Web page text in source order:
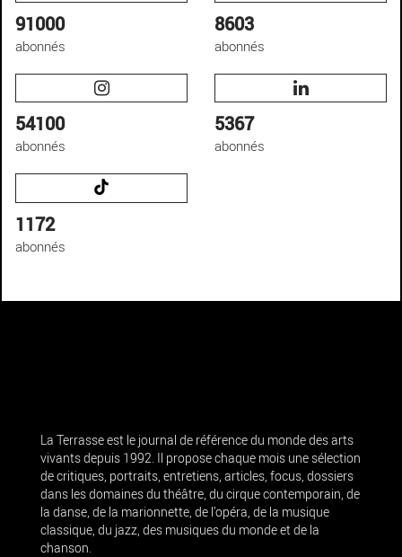
91000
abonnés
8603
abonnés
54100
abonnés
5367
abonnés
1172
abonnés
La Terrasse est le journal de référence du monde des arts
vivants depuis 1992. Il propose chaque mois une sélection
de critiques, portraits, entretiens, articles, focus, dossiers
dans les domaines du théâtre, du cirque contemporain, de
la danse, de la marionnette, de l’opéra, de la musique
classique, du jazz, des musiques du monde et de la
chanson.